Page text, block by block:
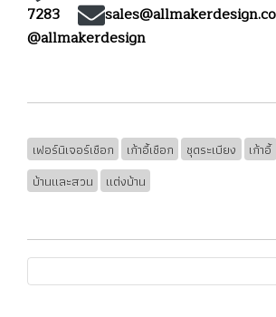
7283
@allmakerdesign
เฟอร์นิเจอร์เชือก เก้าอี้เชือก ชุดระเบียง เก้าอี้
บ้านและสวน
แต่งบ้าน